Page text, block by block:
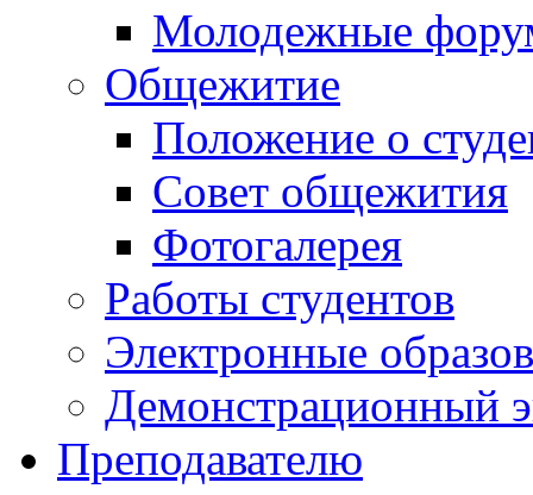
Молодежные
Общежитие
Положение о
Совет общежития
Фотогалерея
Работы студентов
Электронные
Демонстрационный
Преподавателю